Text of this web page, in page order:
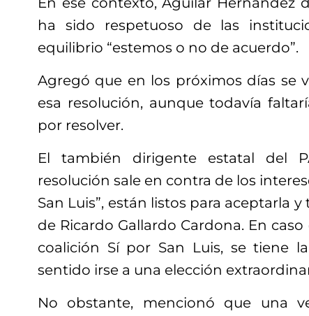
ha sido respetuoso de las
equilibrio “estemos o no de acuerdo”.
Agregó que en los próximos días se
esa resolución, aunque todavía
por resolver.
El también dirigente estatal del
resolución sale en contra de los
San Luis”, están listos para aceptarla
de Ricardo Gallardo Cardona. En
coalición Sí por San Luis, se tiene
sentido irse a una elección
No obstante, mencionó que una